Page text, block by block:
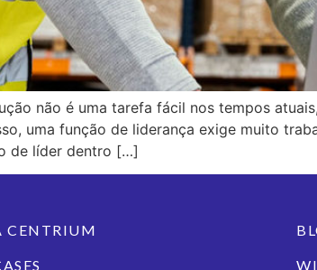
não é uma tarefa fácil nos tempos
uma função de liderança exige muito
de líder dentro […]
CENTRIUM